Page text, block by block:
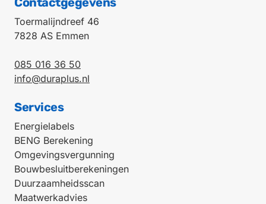
Toermalijndreef 46
7828 AS Emmen
085 016 36 50
info@duraplus.nl
Services
Energielabels
BENG Berekening
Omgevingsvergunning
Bouwbesluitberekeningen
Duurzaamheidsscan
Maatwerkadvies